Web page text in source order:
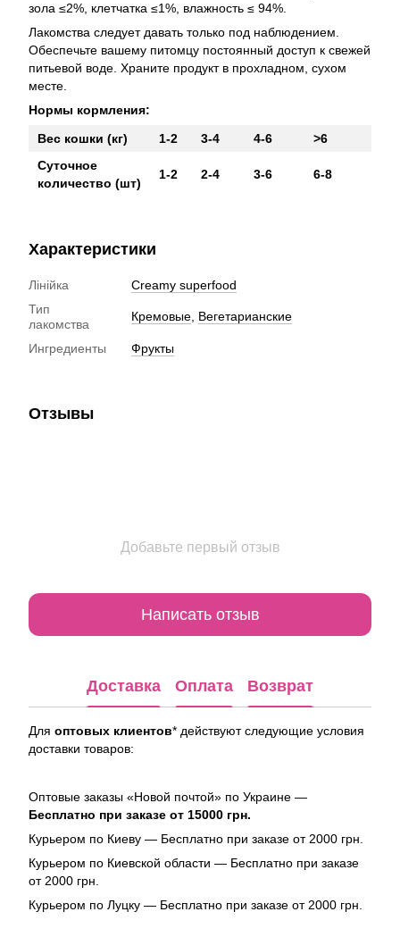
зола ≤2%, клетчатка ≤1%, влажность ≤ 94%.
Лакомства следует давать только под наблюдением.
Обеспечьте вашему питомцу постоянный доступ к свежей
питьевой воде. Храните продукт в прохладном, сухом
месте.
Нормы кормления:
Вес кошки (кг)
1-2 3-4 4-6
>6
Суточное
количество (шт)
1-2 2-4 3-6 6-8
Характеристики
Лінійка
Creamy superfood
Тип
лакомства
Кремовые Вегетарианские
Ингредиенты Фрукты
Отзывы
Добавьте первый отзыв
Написать отзыв
Доставка Оплата Возврат
Для оптовых клиентов* действуют следующие условия
доставки товаров:
Оптовые заказы «Новой почтой» по Украине —
Бесплатно при заказе от 15000 грн.
Курьером по Киеву — Бесплатно при заказе от 2000 грн.
Курьером по Киевской области — Бесплатно при заказе
от 2000 грн.
Курьером по Луцку — Бесплатно при заказе от 2000 грн.